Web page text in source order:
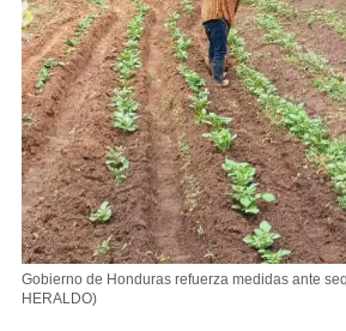
Gobierno de Honduras refuerza medidas ante
HERALDO)